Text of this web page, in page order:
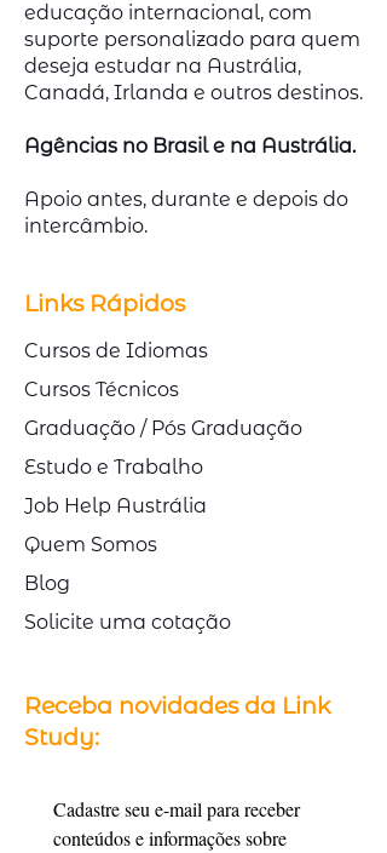
educação internacional, com
suporte personalizado para quem
deseja estudar na Austrália,
Canadá, Irlanda e outros destinos.
Agências no Brasil e na Austrália.
Apoio antes, durante e depois do
intercâmbio.
Links Rápidos
Cursos de Idiomas
Cursos Técnicos
Graduação / Pós Graduação
Estudo e Trabalho
Job Help Austrália
Quem Somos
Blog
Solicite uma cotação
Receba novidades da Link
Study:
Cadastre seu e-mail para receber
conteúdos e informações sobre